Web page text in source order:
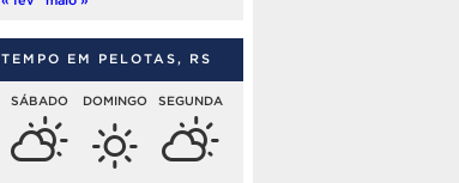
TEMPO EM PELOTAS, RS
SÁBADO DOMINGO SEGUNDA